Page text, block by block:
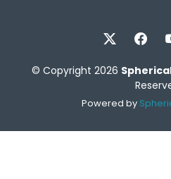
© Copyright 2026
Powered by